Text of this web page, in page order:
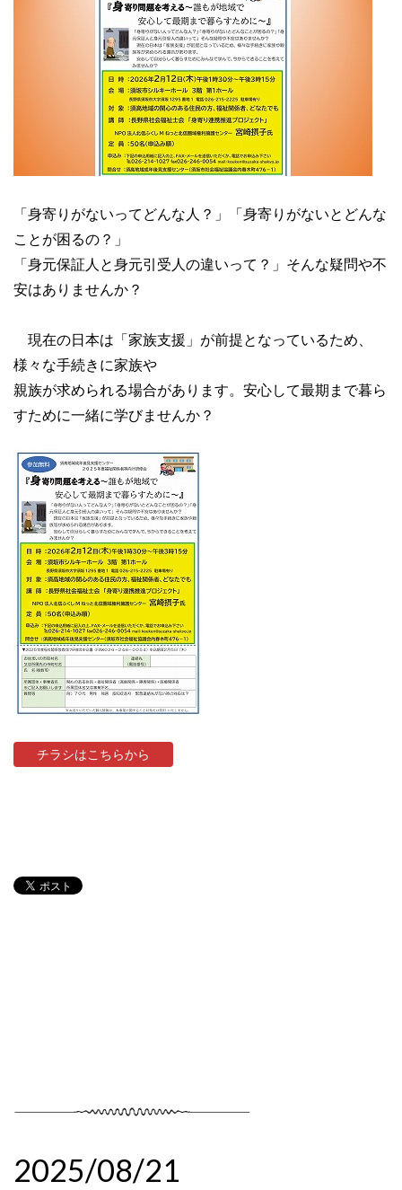
「身寄りがないってどんな人？」「身寄りがないとどんな
ことが困るの？」
「身元保証人と身元引受人の違いって？」そんな疑問や不
安はありませんか？
現在の日本は「家族支援」が前提となっているため、
様々な手続きに家族や
親族が求められる場合があります。安心して最期まで暮ら
すために一緒に学びませんか？
チラシはこちらから
2025/08/21